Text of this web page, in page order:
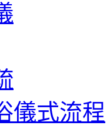
儀式流程